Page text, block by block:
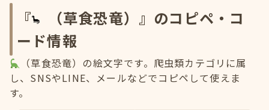
『
（草食恐竜）』のコピペ・コ
ード情報
（草食恐竜）の絵文字です。爬虫類カテゴリに属
し、SNSやLINE、メールなどでコピペして使えま
す。